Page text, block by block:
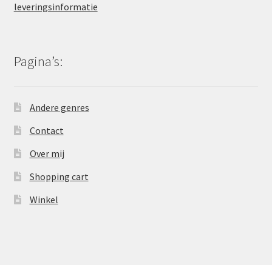
leveringsinformatie
Pagina’s:
Andere genres
Contact
Over mij
Shopping cart
Winkel